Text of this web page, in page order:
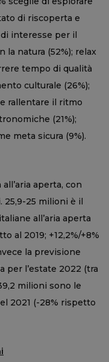
di riscoperta e
interesse per il
natura (52%); relax
tempo di qualità
culturale (26%);
rallentare il ritmo
(21%);
meta sicura (9%).
aperta, con
25,9-25 milioni è il
all’aria aperta
al 2019; +12,2%/+8%
la previsione
per l’estate 2022 (tra
milioni sono le
2021 (-28% rispetto